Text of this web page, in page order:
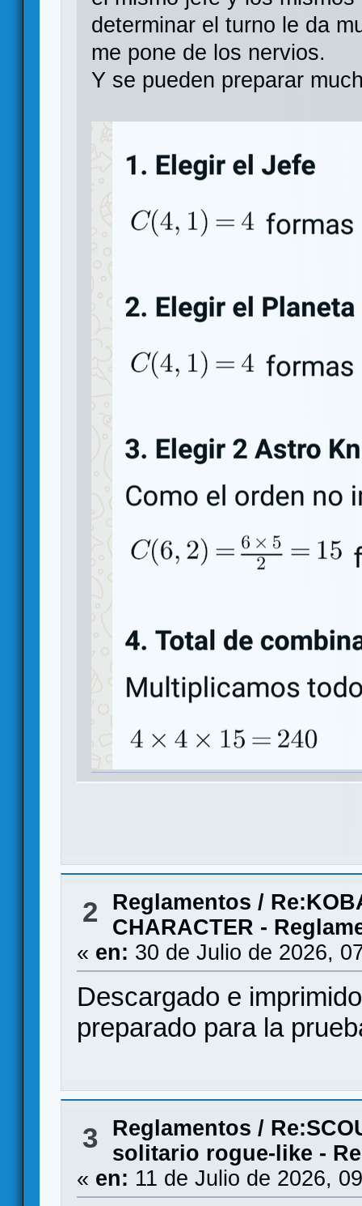
determinar el turno le da
me pone de los nervios.
Y se pueden preparar
2 Reglamentos /
CHARACTER -
« en: 30 de Julio de 2026,
Descargado e
preparado para la
3 Reglamentos /
solitario rogue-like -
« en: 11 de Julio de 2026,